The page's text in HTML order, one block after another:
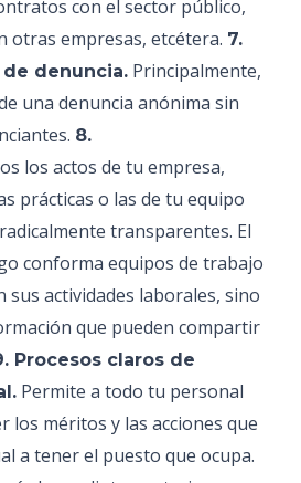
con el sector público,
otras empresas, etcétera. 7.
de denuncia. Principalmente,
una denuncia anónima sin
8.
los actos de tu empresa,
prácticas o las de tu equipo
transparentes. El
conforma equipos de trabajo
sus actividades laborales, sino
que pueden compartir
Procesos claros de
Permite a todo tu personal
los méritos y las acciones que
a tener el puesto que ocupa.